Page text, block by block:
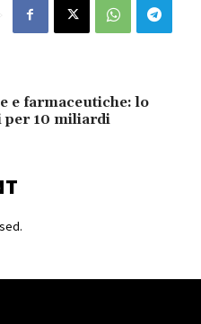
e farmaceutiche: lo
per 10 miliardi